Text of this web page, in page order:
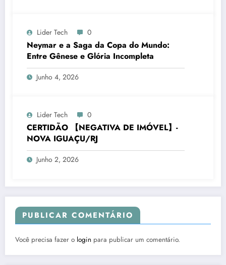
Lider Tech 0
Neymar e a Saga da Copa do Mundo:
Entre Gênese e Glória Incompleta
Junho 4, 2026
Lider Tech 0
CERTIDÃO 【NEGATIVA DE IMÓVEL】-
NOVA IGUAÇU/RJ
Junho 2, 2026
PUBLICAR COMENTÁRIO
Você precisa fazer o login para publicar um comentário.